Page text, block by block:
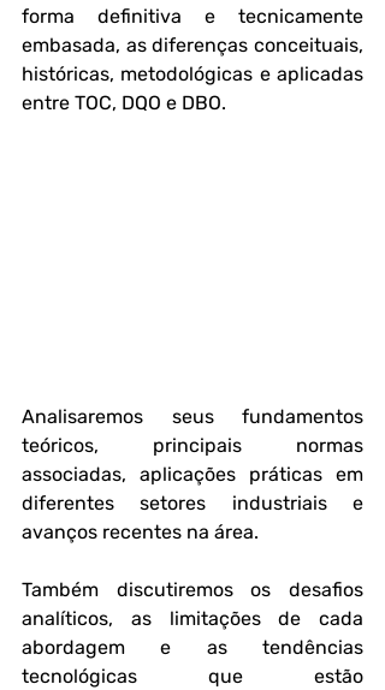
forma definitiva e tecnicamente
embasada, as diferenças conceituais,
históricas, metodológicas e aplicadas
entre TOC, DQO e DBO.
Analisaremos seus fundamentos
teóricos, principais normas
associadas, aplicações práticas em
diferentes setores industriais e
avanços recentes na área.
Também discutiremos os desafios
analíticos, as limitações de cada
abordagem e as tendências
tecnológicas que estão